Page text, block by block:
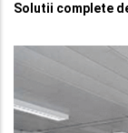
Solutii complete